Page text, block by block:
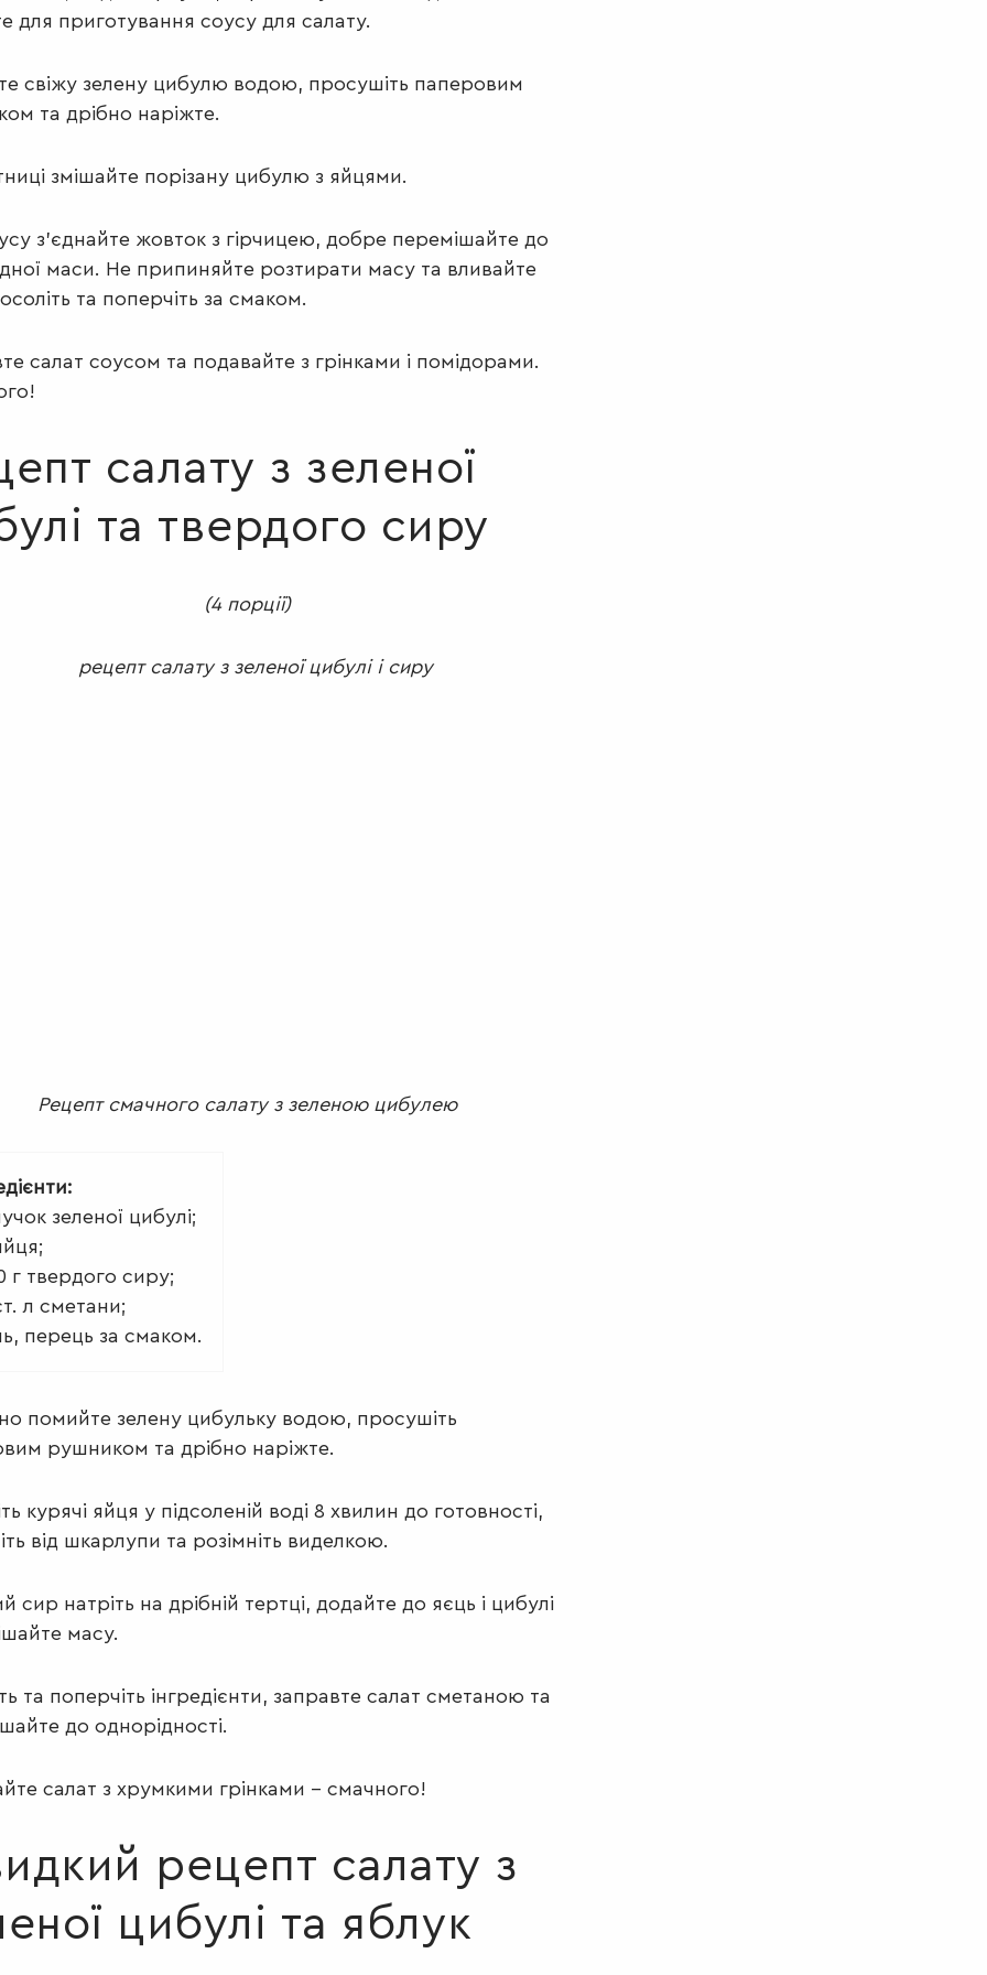
для приготування соусу для салату.
свіжу зелену цибулю водою, просушіть паперовим
та дрібно наріжте.
змішайте порізану цибулю з яйцями.
з'єднайте жовток з гірчицею, добре перемішайте до
маси. Не припиняйте розтирати масу та вливайте
та поперчіть за смаком.
салат соусом та подавайте з грінками і помідорами.
салату з зеленої
та твердого сиру
(4 порції)
Рецепт смачного салату з зеленою цибулею
зеленої цибулі;
г твердого сиру;
л сметани;
перець за смаком.
помийте зелену цибульку водою, просушіть
рушником та дрібно наріжте.
курячі яйця у підсоленій воді 8 хвилин до готовності,
від шкарлупи та розімніть виделкою.
сир натріть на дрібній тертці, додайте до яєць і цибулі
масу.
та поперчіть інгредієнти, заправте салат сметаною та
до однорідності.
салат з хрумкими грінками – смачного!
рецепт салату з
цибулі та яблук